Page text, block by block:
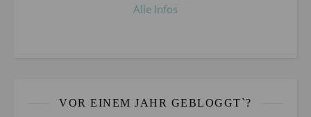
Alle Infos
VOR EINEM JAHR GEBLOGGT`?